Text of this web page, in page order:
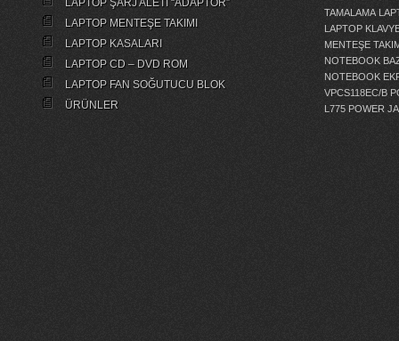
LAPTOP ŞARJ ALETİ “ADAPTÖR”
LAPTOP MENTEŞE TAKIMI
LAPTOP KASALARI
LAPTOP CD – DVD ROM
LAPTOP FAN SOĞUTUCU BLOK
ÜRÜNLER
TAMALAMA
LAPTOP
MENTEŞE
NOTEBOOK
NOTEBOOK
VPCS118EC/B
L775 POWER